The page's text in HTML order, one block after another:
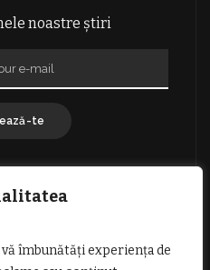
îmbunătăți experiența de
noastre știri
te